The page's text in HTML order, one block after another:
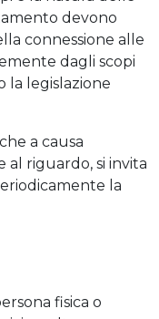
devono
connessione alle
dagli scopi
la legislazione
a causa
riguardo, si invita
la
fisica o